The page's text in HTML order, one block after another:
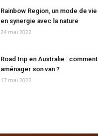
Rainbow Region, un mode de vie
en synergie avec la nature
24 mai 2022
Road trip en Australie : comment
aménager son van ?
17 mai 2022